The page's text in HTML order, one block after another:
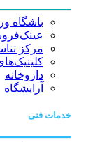
باشگاه
مرکز
داروخانه
آرایشگاه
خدمات فنی